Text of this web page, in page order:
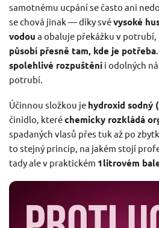
samotnému ucpání se často ani
se chová jinak — díky svévysoké
vodou a obaluje překážku v potrubí,
působí přesně tam, kde je potřeba
spolehlivé rozpuštění i odolných
potrubí.
Účinnou složkou je hydroxid sodný
činidlo, kteréchemicky rozkládá
spadaných vlasů přes tuk až po
to stejný princip, na jakém stojí
tady ale v praktickém 1litrovém